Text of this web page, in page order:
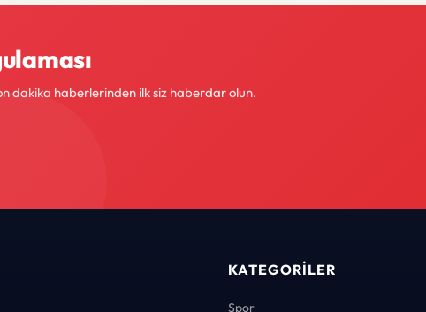
dakika haberlerinden ilk siz haberdar olun.
KATEGORILER
Spor